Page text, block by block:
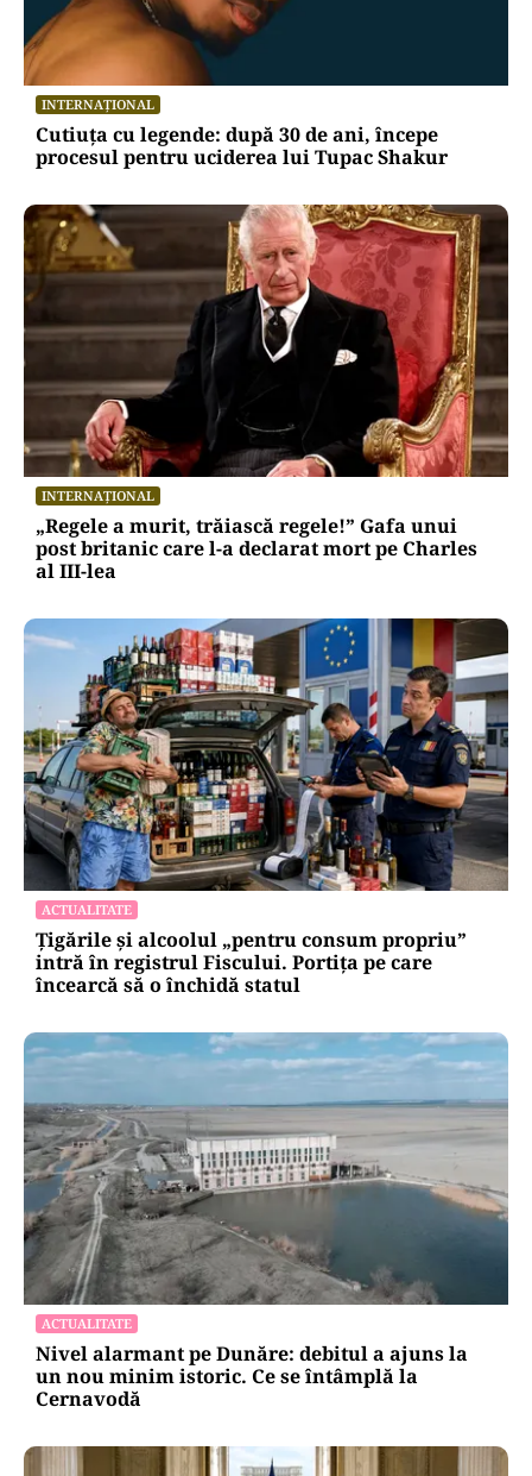
INTERNAȚIONAL
Cutiuța cu legende: după 30 de ani, începe
procesul pentru uciderea lui Tupac Shakur
INTERNAȚIONAL
„Regele a murit, trăiască regele!” Gafa unui
post britanic care l-a declarat mort pe Charles
al III-lea
ACTUALITATE
Țigările și alcoolul „pentru consum propriu”
intră în registrul Fiscului. Portița pe care
încearcă să o închidă statul
ACTUALITATE
Nivel alarmant pe Dunăre: debitul a ajuns la
un nou minim istoric. Ce se întâmplă la
Cernavodă